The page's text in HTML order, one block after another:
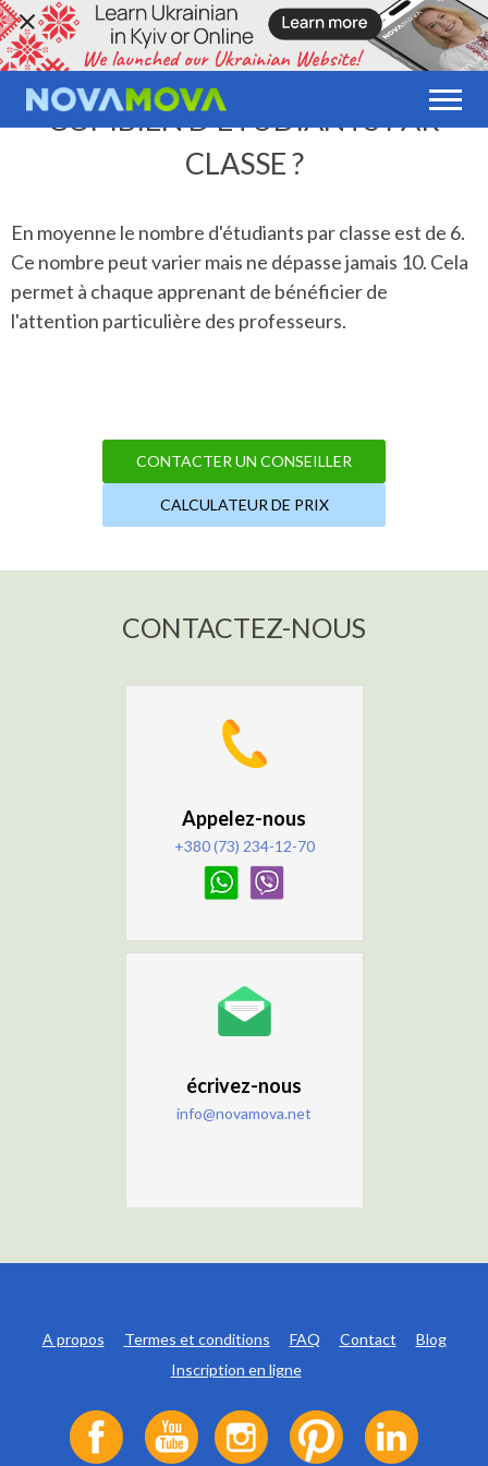
COMBIEN D'ÉTUDIANTS PAR
CLASSE ?
En moyenne le nombre d'étudiants par classe est de 6.
Ce nombre peut varier mais ne dépasse jamais 10. Cela
permet à chaque apprenant de bénéficier de
l'attention particulière des professeurs.
CONTACTER UN CONSEILLER
CALCULATEUR DE PRIX
CONTACTEZ-NOUS
Appelez-nous
+380 (73) 234-12-70
écrivez-nous
info@novamova.net
A propos Termes et conditions FAQ Contact
Blog
Inscription en ligne